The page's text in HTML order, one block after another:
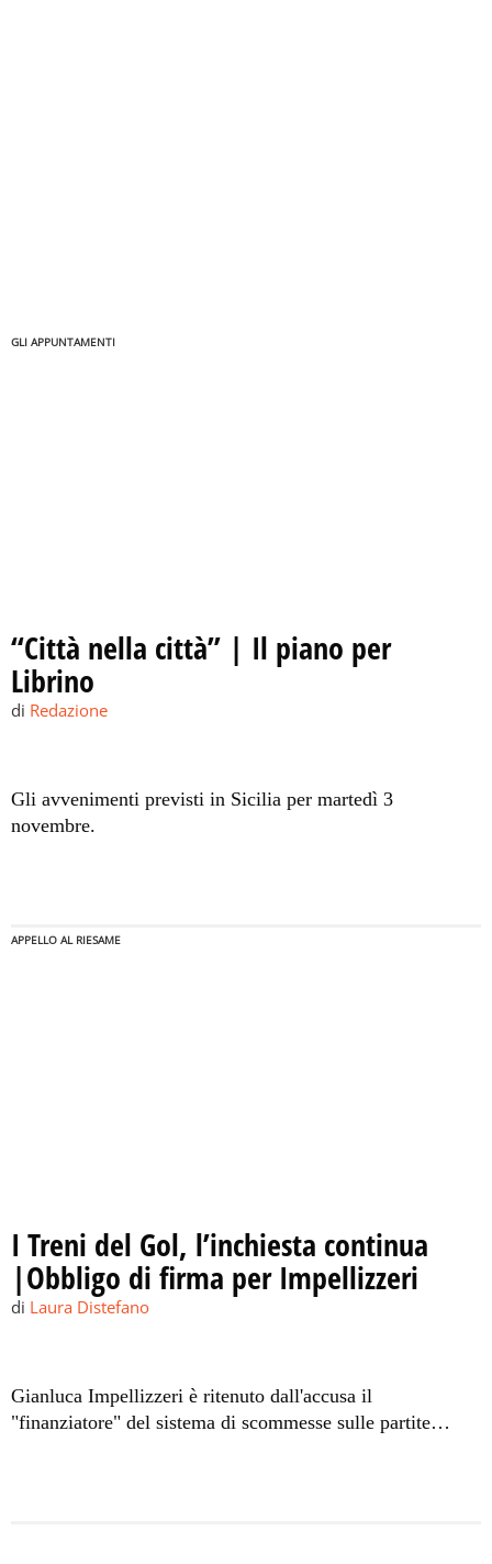
GLI APPUNTAMENTI
“Città nella città” | Il piano per
Librino
di Redazione
Gli avvenimenti previsti in Sicilia per martedì 3
novembre.
APPELLO AL RIESAME
I Treni del Gol, l’inchiesta continua
|Obbligo di firma per Impellizzeri
di Laura Distefano
Gianluca Impellizzeri è ritenuto dall'accusa il
"finanziatore" del sistema di scommesse sulle partite